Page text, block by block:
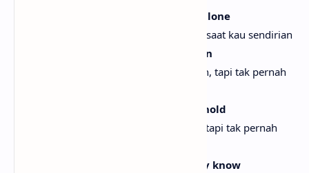
I'm somebody you call when you're alone
Aku adalah seseorang yang kau panggil saat kau sendirian
I'm somebody you use, but never own
Aku adalah seseorang yang kau gunakan, tapi tak pernah
I'm somebody you touch, but never hold
Aku adalah seseorang yang kau sentuh, tapi tak pernah
And you're somebody I'll never really know